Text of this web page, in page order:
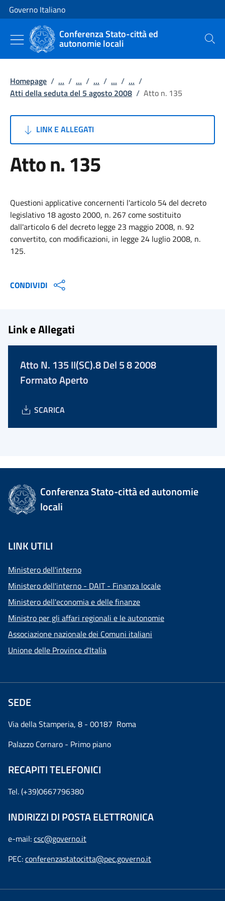
Vai al contenuto
Vai alla navigazione del sito
Governo Italiano
Conferenza Stato-città ed
autonomie locali Cerca
Homepage / ... / ... / ... / ... / ... /
Atti della seduta del 5 agosto 2008 / Atto n. 135
LINK E ALLEGATI
Atto n. 135
Questioni applicative concernenti l'articolo 54 del decreto
legislativo 18 agosto 2000, n. 267 come sostituito
dall'articolo 6 del decreto legge 23 maggio 2008, n. 92
convertito, con modificazioni, in legge 24 luglio 2008, n.
125.
CONDIVIDI
Link e Allegati
Atto N. 135 II(SC).8 Del 5 8 2008
Formato Aperto
SCARICA
Conferenza Stato-città ed autonomie
locali
LINK UTILI
Ministero dell'interno
Ministero dell'interno - DAIT - Finanza locale
Ministero dell'economia e delle finanze
Ministro per gli affari regionali e le autonomie
Associazione nazionale dei Comuni italiani
Unione delle Province d'Italia
SEDE
Via della Stamperia, 8 - 00187 Roma
Palazzo Cornaro - Primo piano
RECAPITI TELEFONICI
Tel. (+39)0667796380
INDIRIZZI DI POSTA ELETTRONICA
e-mail:csc@governo.it
PEC:conferenzastatocitta@pec.governo.it